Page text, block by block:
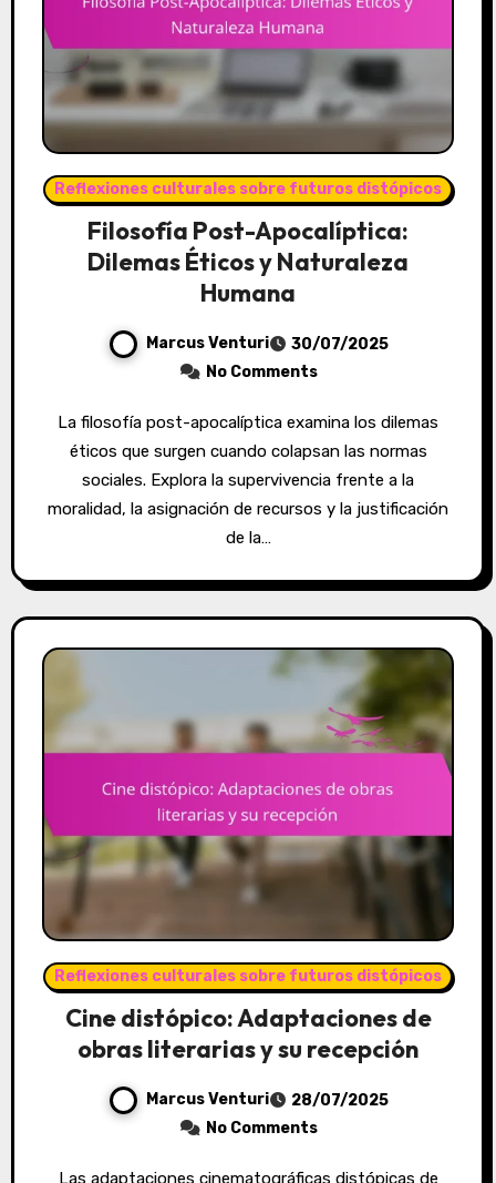
Reflexiones culturales sobre futuros distópicos
Filosofía Post-Apocalíptica:
Dilemas Éticos y Naturaleza
Humana
Marcus Venturi
30/07/2025
No Comments
La filosofía post-apocalíptica examina los dilemas
éticos que surgen cuando colapsan las normas
sociales. Explora la supervivencia frente a la
moralidad, la asignación de recursos y la justificación
de la…
Reflexiones culturales sobre futuros distópicos
Cine distópico: Adaptaciones de
obras literarias y su recepción
Marcus Venturi
28/07/2025
No Comments
Las adaptaciones cinematográficas distópicas de